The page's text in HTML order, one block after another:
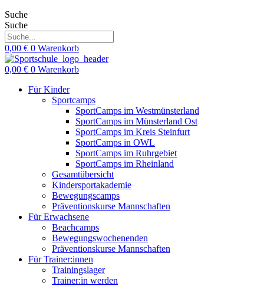
Suche
Suche
0,00 € 0 Warenkorb
0,00 € 0 Warenkorb
Für Kinder
Sportcamps
SportCamps im Westmünsterland
SportCamps im Münsterland Ost
SportCamps im Kreis Steinfurt
SportCamps in OWL
SportCamps im Ruhrgebiet
SportCamps im Rheinland
Gesamtübersicht
Kindersportakademie
Bewegungscamps
Präventionskurse Mannschaften
Für Erwachsene
Beachcamps
Bewegungswochenenden
Präventionskurse Mannschaften
Für Trainer:innen
Trainingslager
Trainer:in werden